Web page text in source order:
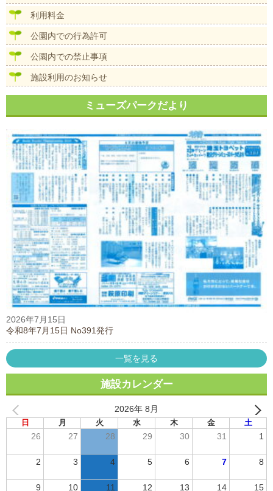
利用料金
公園内での行為許可
公園内での禁止事項
施設利用のお知らせ
ミューズパークだより
2026年7月15日
令和8年7月15日 No391発行
一覧を見る
施設カレンダー
2026年 8月
日 月 火 水 木 金 土
26 27 28 29 30 31 1
2 3 4 5 6 7 8
9 10 11 12 13 14 15